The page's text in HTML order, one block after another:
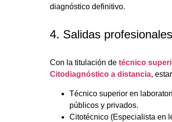
diagnóstico definitivo.
4. Salidas profesionales
Con la titulación de técnico
Citodiagnóstico a distancia,
Técnico superior en
públicos y privados.
Citotécnico (Especialista en